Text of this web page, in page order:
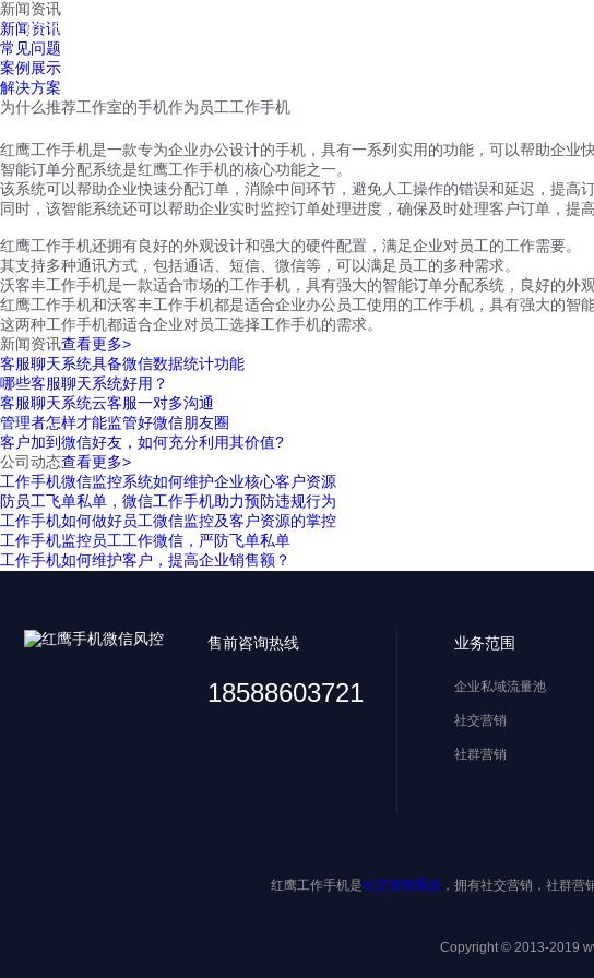
红鹰工作手机
新闻资讯
新闻资讯
常见问题
案例展示
解决方案
为什么推荐工作室的手机作为员工工作手机
红鹰工作手机是一款专为企业办公设计的手机，具有一系列实用的功能，可以帮助企业
智能订单分配系统是红鹰工作手机的核心功能之一。
该系统可以帮助企业快速分配订单，消除中间环节，避免人工操作的错误和延迟，提高
同时，该智能系统还可以帮助企业实时监控订单处理进度，确保及时处理客户订单，提高
红鹰工作手机还拥有良好的外观设计和强大的硬件配置，满足企业对员工的工作需要。
其支持多种通讯方式，包括通话、短信、微信等，可以满足员工的多种需求。
沃客丰工作手机是一款适合市场的工作手机，具有强大的智能订单分配系统，良好的外
红鹰工作手机和沃客丰工作手机都是适合企业办公员工使用的工作手机，具有强大的智
这两种工作手机都适合企业对员工选择工作手机的需求。
新闻资讯查看更多>
客服聊天系统具备微信数据统计功能
哪些客服聊天系统好用？
客服聊天系统云客服一对多沟通
管理者怎样才能监管好微信朋友圈
客户加到微信好友，如何充分利用其价值?
公司动态查看更多>
工作手机微信监控系统如何维护企业核心客户资源
防员工飞单私单，微信工作手机助力预防违规行为
工作手机如何做好员工微信监控及客户资源的掌控
工作手机监控员工工作微信，严防飞单私单
工作手机如何维护客户，提高企业销售额？
售前咨询热线
18588603721
业务范围
企业私域流量池
社交营销
社群营销
红鹰工作手机是社交营销系统 ，拥有社交营销，社群营
Copyright © 2013-2019